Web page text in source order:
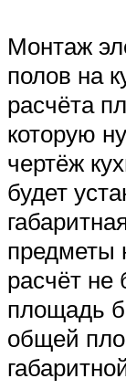
Монтаж
полов на
расчёта
которую
чертёж
будет
предметы
расчёт не
площадь
общей